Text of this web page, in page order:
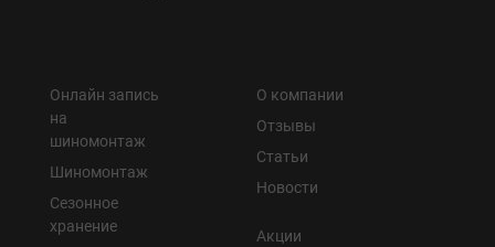
Онлайн запись
на
шиномонтаж
Шиномонтаж
Сезонное
хранение
О компании
Отзывы
Статьи
Новости
Акции